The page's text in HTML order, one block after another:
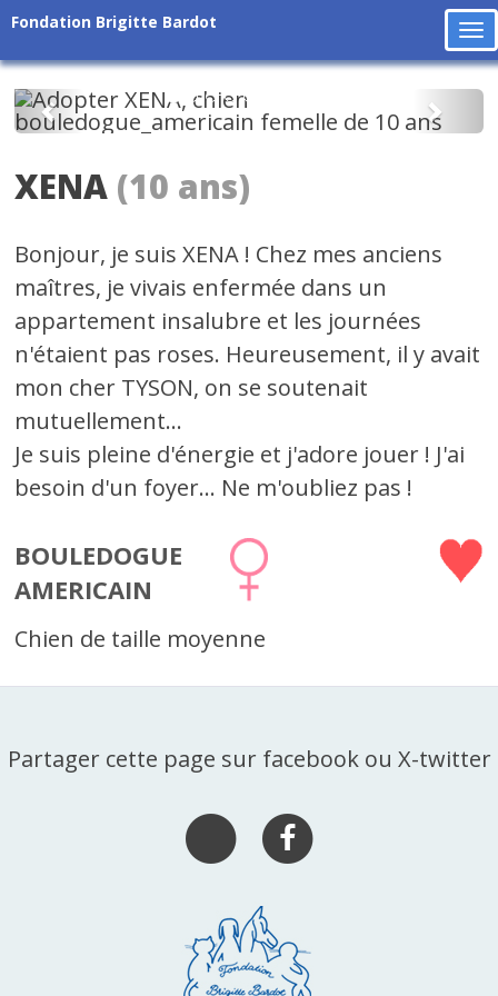
Fondation Brigitte Bardot
Précédent
XENA (10 ans)
Bonjour, je suis XENA ! Chez mes anciens
maîtres, je vivais enfermée dans un
appartement insalubre et les journées
n'étaient pas roses. Heureusement, il y avait
mon cher TYSON, on se soutenait
mutuellement...
Je suis pleine d'énergie et j'adore jouer ! J'ai
besoin d'un foyer... Ne m'oubliez pas !
BOULEDOGUE
AMERICAIN
Chien de taille moyenne
Partager cette page sur facebook ou X-twitter